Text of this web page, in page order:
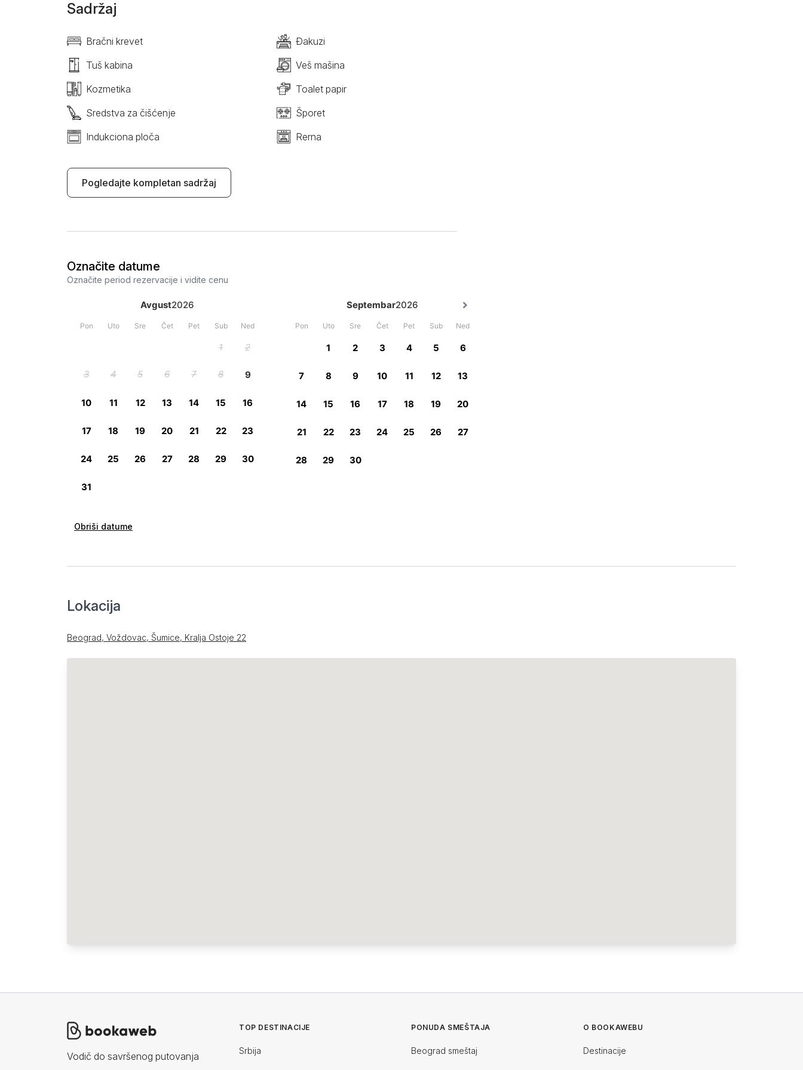
Sadržaj
Bračni krevet
Đakuzi
Tuš kabina
Veš mašina
Kozmetika
Toalet papir
Sredstva za čišćenje
Šporet
Indukciona ploča
Rerna
Pogledajte kompletan sadržaj
Označite datume
Označite period rezervacije i vidite cenu
Obriši datume
Lokacija
Beograd, Voždovac, Šumice, Kralja Ostoje 22
Vodič do savršenog putovanja
TOP DESTINACIJE
Srbija
PONUDA SMEŠTAJA
Beograd smeštaj
O BOOKAWEBU
Destinacije